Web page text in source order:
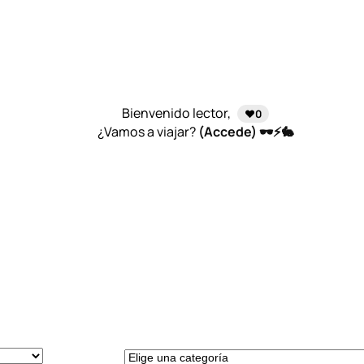
Bienvenido lector, ❤️0
¿Vamos a viajar? (Accede) 🕶️⚡🐇
E